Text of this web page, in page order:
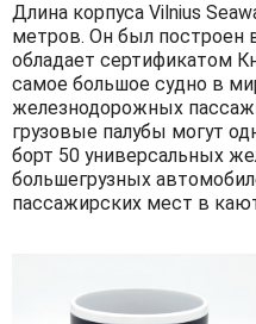
Длина корпуса Vilnius
метров. Он был построен
обладает сертификатом
самое большое судно в
железнодорожных
грузовые палубы могут
борт 50 универсальных
большегрузных
пассажирских мест в